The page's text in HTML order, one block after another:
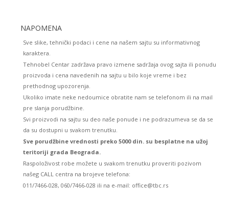
NAPOMENA
Sve slike, tehnički podaci i cene na našem sajtu su informativnog
karaktera.
Tehnobel Centar zadržava pravo izmene sadržaja ovog sajta ili ponudu
proizvoda i cena navedenih na sajtu u bilo koje vreme i bez
prethodnog upozorenja.
Ukoliko imate neke nedoumice obratite nam se telefonom ili na mail
pre slanja porudžbine.
Svi proizvodi na sajtu su deo naše ponude i ne podrazumeva se da se
da su dostupni u svakom trenutku.
Sve porudžbine vrednosti preko 5000 din. su besplatne na užoj
teritoriji grada Beograda.
Raspoloživost robe možete u svakom trenutku proveriti pozivom
našeg CALL centra na brojeve telefona:
011/7466-028, 060/7466-028 ili na e-mail: office@tbc.rs